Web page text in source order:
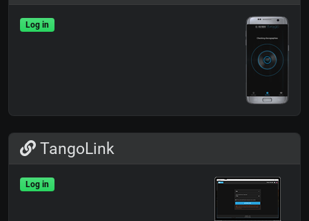
Log in
TangoLink
Log in